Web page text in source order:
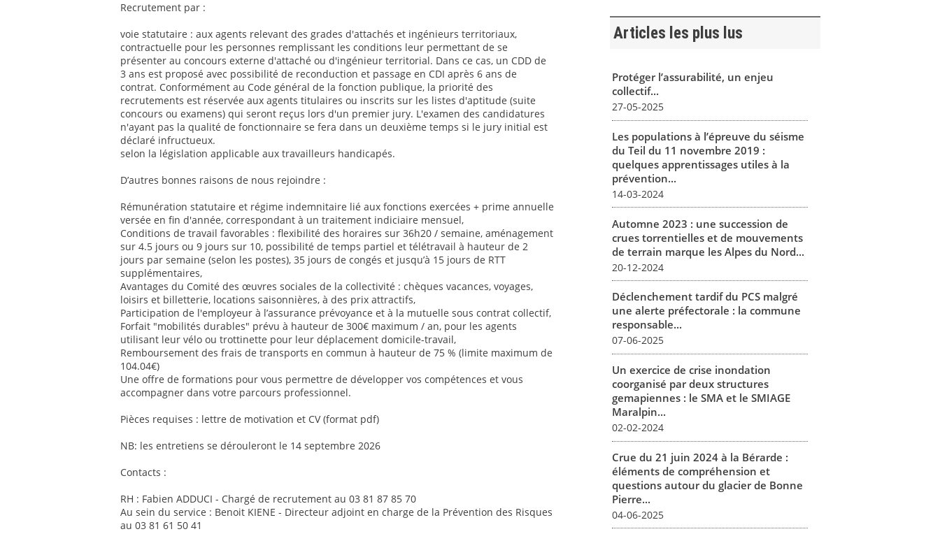
Recrutement par :
voie statutaire : aux agents relevant des grades d'attachés et ingénieurs territoriaux,
contractuelle pour les personnes remplissant les conditions leur permettant de se
présenter au concours externe d'attaché ou d'ingénieur territorial. Dans ce cas, un CDD de
3 ans est proposé avec possibilité de reconduction et passage en CDI après 6 ans de
contrat. Conformément au Code général de la fonction publique, la priorité des
recrutements est réservée aux agents titulaires ou inscrits sur les listes d'aptitude (suite
concours ou examens) qui seront reçus lors d'un premier jury. L'examen des candidatures
n'ayant pas la qualité de fonctionnaire se fera dans un deuxième temps si le jury initial est
déclaré infructueux.
selon la législation applicable aux travailleurs handicapés.
D’autres bonnes raisons de nous rejoindre :
Rémunération statutaire et régime indemnitaire lié aux fonctions exercées + prime annuelle
versée en fin d'année, correspondant à un traitement indiciaire mensuel,
Conditions de travail favorables : flexibilité des horaires sur 36h20 / semaine, aménagement
sur 4.5 jours ou 9 jours sur 10, possibilité de temps partiel et télétravail à hauteur de 2
jours par semaine (selon les postes), 35 jours de congés et jusqu’à 15 jours de RTT
supplémentaires,
Avantages du Comité des œuvres sociales de la collectivité : chèques vacances, voyages,
loisirs et billetterie, locations saisonnières, à des prix attractifs,
Participation de l'employeur à l’assurance prévoyance et à la mutuelle sous contrat collectif,
Forfait "mobilités durables" prévu à hauteur de 300€ maximum / an, pour les agents
utilisant leur vélo ou trottinette pour leur déplacement domicile-travail,
Remboursement des frais de transports en commun à hauteur de 75 % (limite maximum de
104.04€)
Une offre de formations pour vous permettre de développer vos compétences et vous
accompagner dans votre parcours professionnel.
Pièces requises : lettre de motivation et CV (format pdf)
NB: les entretiens se dérouleront le 14 septembre 2026
Contacts :
RH : Fabien ADDUCI - Chargé de recrutement au 03 81 87 85 70
Au sein du service : Benoit KIENE - Directeur adjoint en charge de la Prévention des Risques
au 03 81 61 50 41
Articles les plus lus
Protéger l’assurabilité, un enjeu
collectif...
27-05-2025
Les populations à l’épreuve du séisme
du Teil du 11 novembre 2019 :
quelques apprentissages utiles à la
prévention...
14-03-2024
Automne 2023 : une succession de
crues torrentielles et de mouvements
de terrain marque les Alpes du Nord...
20-12-2024
Déclenchement tardif du PCS malgré
une alerte préfectorale : la commune
responsable...
07-06-2025
Un exercice de crise inondation
coorganisé par deux structures
gemapiennes : le SMA et le SMIAGE
Maralpin...
02-02-2024
Crue du 21 juin 2024 à la Bérarde :
éléments de compréhension et
questions autour du glacier de Bonne
Pierre...
04-06-2025